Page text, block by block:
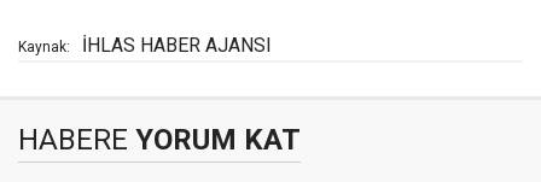
Kaynak: İHLAS HABER AJANSI
HABERE YORUM KAT